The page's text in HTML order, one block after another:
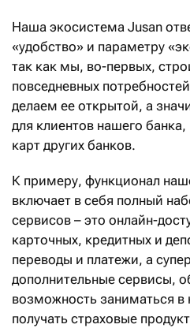
Наша экосистема Jusan
«удобство» и параметру
так как мы, во-первых,
повседневных
делаем ее открытой, а
для клиентов нашего
карт других банков.
К примеру, функционал
включает в себя полный
сервисов – это онлайн-
карточных, кредитных и
переводы и платежи, а
дополнительные сервисы,
возможность заниматься
получать страховые